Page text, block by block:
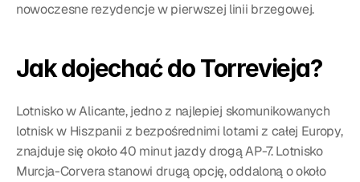
nowoczesne rezydencje w pierwszej linii brzegowej.
Jak dojechać do Torrevieja?
Lotnisko w Alicante, jedno z najlepiej skomunikowanych
lotnisk w Hiszpanii z bezpośrednimi lotami z całej Europy,
znajduje się około 40 minut jazdy drogą AP-7. Lotnisko
Murcja-Corvera stanowi drugą opcję, oddaloną o około